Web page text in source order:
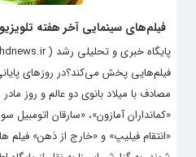
فیلم‌های سینمایی آخر هفته
فیلم‌هایی پخش می‌کند؟در روزهای
مصادف با میلاد بانوی دو عالم و روز
«کمانداران آمازون»، «سارقان اتومبیل
«انتقام فیلیپ» و «خارج از ذهن»